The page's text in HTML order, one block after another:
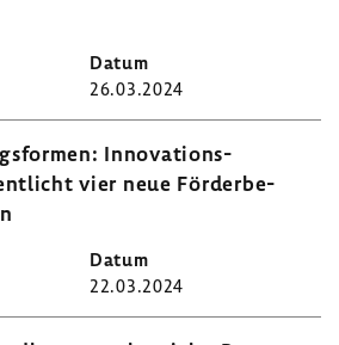
26.03.2024
Inno­va­ti­ons­
vier neue Förder­be­
22.03.2024